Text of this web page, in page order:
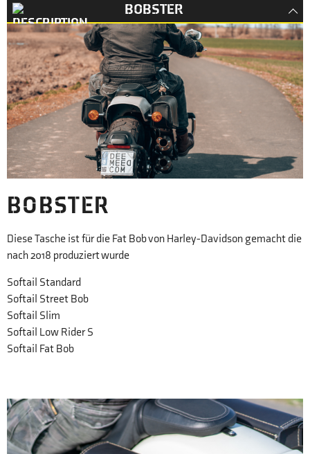
BOBSTER
BOBSTER
Diese Tasche ist für die Fat Bob von Harley-Davidson gemacht die
nach 2018 produziert wurde
Softail Standard
Softail Street Bob
Softail Slim
Softail Low Rider S
Softail Fat Bob